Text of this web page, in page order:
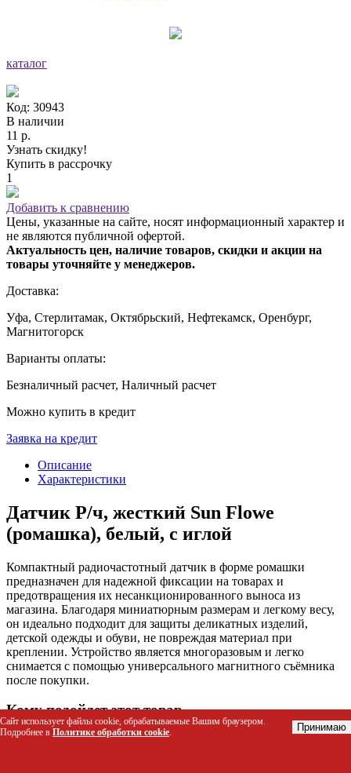
каталог
Код: 30943
В наличии
11 р.
Узнать скидку!
Купить в рассрочку
1
Добавить к сравнению
Цены, указанные на сайте, носят информационный характер и
не являются публичной офертой.
Актуальность цен, наличие товаров, скидки и акции на
товары уточняйте у менеджеров.
Доставка:
Уфа, Стерлитамак, Октябрьский, Нефтекамск, Оренбург,
Магнитогорск
Варианты оплаты:
Безналичный расчет, Наличный расчет
Можно купить в кредит
Заявка на кредит
Описание
Характеристики
Датчик Р/ч, жесткий Sun Flowe
(ромашка), белый, с иглой
Компактный радиочастотный датчик в форме ромашки
предназначен для надежной фиксации на товарах и
предотвращения их несанкционированного выноса из
магазина. Благодаря миниатюрным размерам и легкому весу,
он идеально подходит для защиты деликатных изделий,
детской одежды и обуви, не повреждая материал при
креплении. Устройство является многоразовым и легко
снимается с помощью универсального магнитного съёмника
после покупки.
Кому подойдет этот товар
Розничным магазинам одежды, обуви и аксессуаров для
Сайт использует файлы cookie, обрабатываемые Вашим браузером.
Подробнее в Политике обработки cookie. Принимаю